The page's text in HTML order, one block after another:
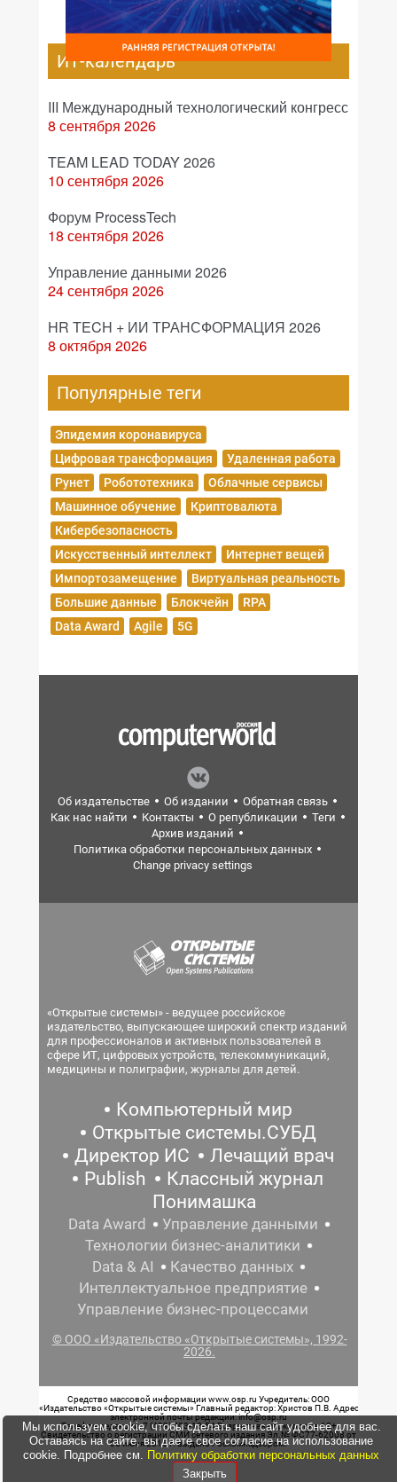
ИТ-календарь
III Международный технологический конгресс
8 сентября 2026
TEAM LEAD TODAY 2026
10 сентября 2026
Форум ProcessTech
18 сентября 2026
Управление данными 2026
24 сентября 2026
HR TECH + ИИ ТРАНСФОРМАЦИЯ 2026
8 октября 2026
Популярные теги
Эпидемия коронавируса
Цифровая трансформация
Удаленная работа
Рунет
Робототехника
Облачные сервисы
Машинное обучение
Криптовалюта
Кибербезопасность
Искусственный интеллект
Интернет вещей
Импортозамещение
Виртуальная реальность
Большие данные
Блокчейн
RPA
Data Award
Agile 5G
Об издательстве Об издании
Обратная связь
Как нас найти
Контакты О републикации
Теги
Архив изданий
Политика обработки персональных данных
Change privacy settings
«Открытые системы» - ведущее российское
издательство, выпускающее широкий спектр изданий
для профессионалов и активных пользователей в
сфере ИТ, цифровых устройств, телекоммуникаций,
медицины и полиграфии, журналы для детей.
Компьютерный мир
Открытые системы.СУБД
Директор ИС
Лечащий врач
Publish
Классный журнал
Понимашка
Data Award
Управление данными
Технологии бизнес-аналитики
Data & AI
Качество данных
Интеллектуальное предприятие
Управление бизнес-процессами
© ООО «Издательство «Открытые системы», 1992-
2026.
Средство массовой информации www.osp.ru Учредитель: ООО
«Издательство «Открытые системы» Главный редактор: Христов П.В. Адрес
электронной почты редакции: info@osp.ru
Телефон редакции: 7 (499) 703-18-54 Возрастная маркировка: 12+
Свидетельство о регистрации СМИ сетевого издания Эл.№ ФС77-62008 от
05 июня 2015 г. выдано Роскомнадзором.
Мы используем cookie, чтобы сделать наш сайт удобнее для вас.
Оставаясь на сайте, вы даете свое согласие на использование
cookie. Подробнее см. Политику обработки персональных данных
Закрыть